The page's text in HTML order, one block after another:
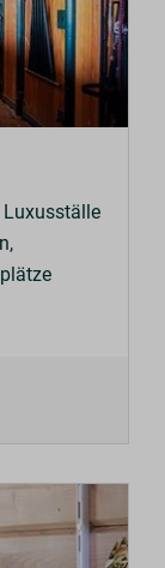
Luxusställe